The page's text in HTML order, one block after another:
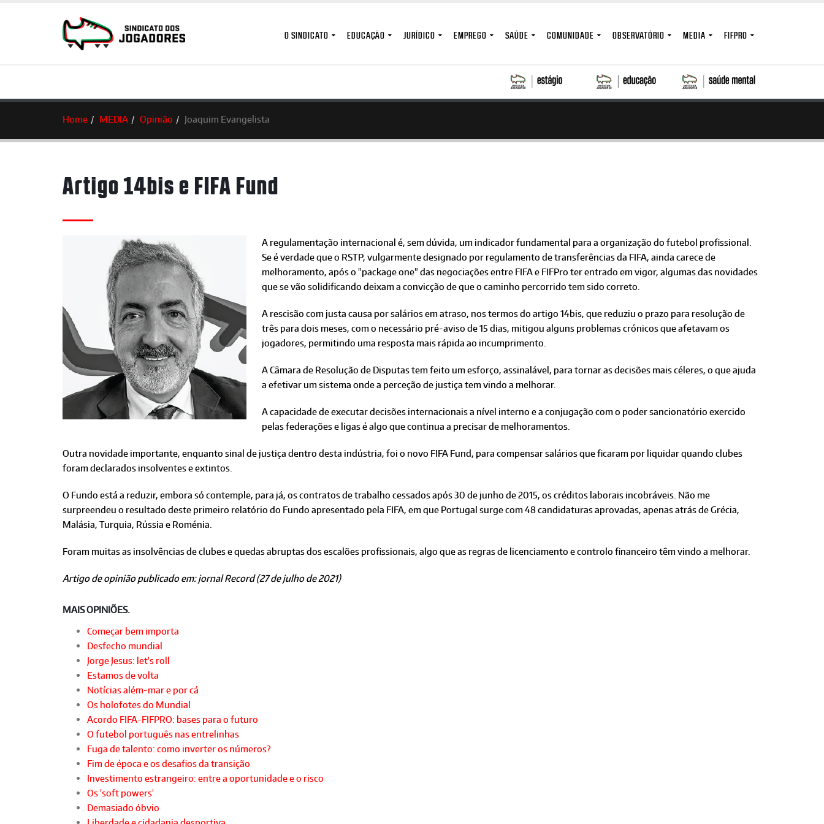
O SINDICATO EDUCAÇÃO JURÍDICO EMPREGO SAÚDE COMUNIDADE OBSERVATÓRIO MEDIA FIFPRO
Home MEDIA Opinião Joaquim Evangelista
Artigo 14bis e FIFA Fund
A regulamentação internacional é, sem dúvida, um indicador fundamental para a organização do futebol profissional.
Se é verdade que o RSTP, vulgarmente designado por regulamento de transferências da FIFA, ainda carece de
melhoramento, após o "package one" das negociações entre FIFA e FIFPro ter entrado em vigor, algumas das novidades
que se vão solidificando deixam a convicção de que o caminho percorrido tem sido correto.
A rescisão com justa causa por salários em atraso, nos termos do artigo 14bis, que reduziu o prazo para resolução de
três para dois meses, com o necessário pré-aviso de 15 dias, mitigou alguns problemas crónicos que afetavam os
jogadores, permitindo uma resposta mais rápida ao incumprimento.
A Câmara de Resolução de Disputas tem feito um esforço, assinalável, para tornar as decisões mais céleres, o que ajuda
a efetivar um sistema onde a perceção de justiça tem vindo a melhorar.
A capacidade de executar decisões internacionais a nível interno e a conjugação com o poder sancionatório exercido
pelas federações e ligas é algo que continua a precisar de melhoramentos.
Outra novidade importante, enquanto sinal de justiça dentro desta indústria, foi o novo FIFA Fund, para compensar salários que ficaram por liquidar quando clubes
foram declarados insolventes e extintos.
O Fundo está a reduzir, embora só contemple, para já, os contratos de trabalho cessados após 30 de junho de 2015, os créditos laborais incobráveis. Não me
surpreendeu o resultado deste primeiro relatório do Fundo apresentado pela FIFA, em que Portugal surge com 48 candidaturas aprovadas, apenas atrás de Grécia,
Malásia, Turquia, Rússia e Roménia.
Foram muitas as insolvências de clubes e quedas abruptas dos escalões profissionais, algo que as regras de licenciamento e controlo financeiro têm vindo a melhorar.
Artigo de opinião publicado em: jornal Record (27 de julho de 2021)
MAIS OPINIÕES.
Começar bem importa
Desfecho mundial
Jorge Jesus: let's roll
Estamos de volta
Notícias além-mar e por cá
Os holofotes do Mundial
Acordo FIFA-FIFPRO: bases para o futuro
O futebol português nas entrelinhas
Fuga de talento: como inverter os números?
Fim de época e os desafios da transição
Investimento estrangeiro: entre a oportunidade e o risco
Os 'soft powers'
Demasiado óbvio